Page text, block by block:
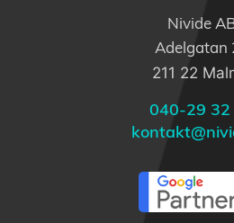
Nivide
Adelgatan
211 22
040-29 32